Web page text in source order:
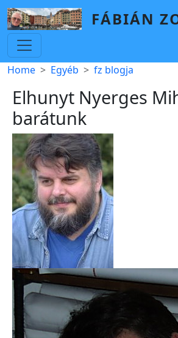
Skip to main content
FÁBIÁN
Breadcrumb
Home Egyéb fz blogja
Elhunyt Nyerges
barátunk